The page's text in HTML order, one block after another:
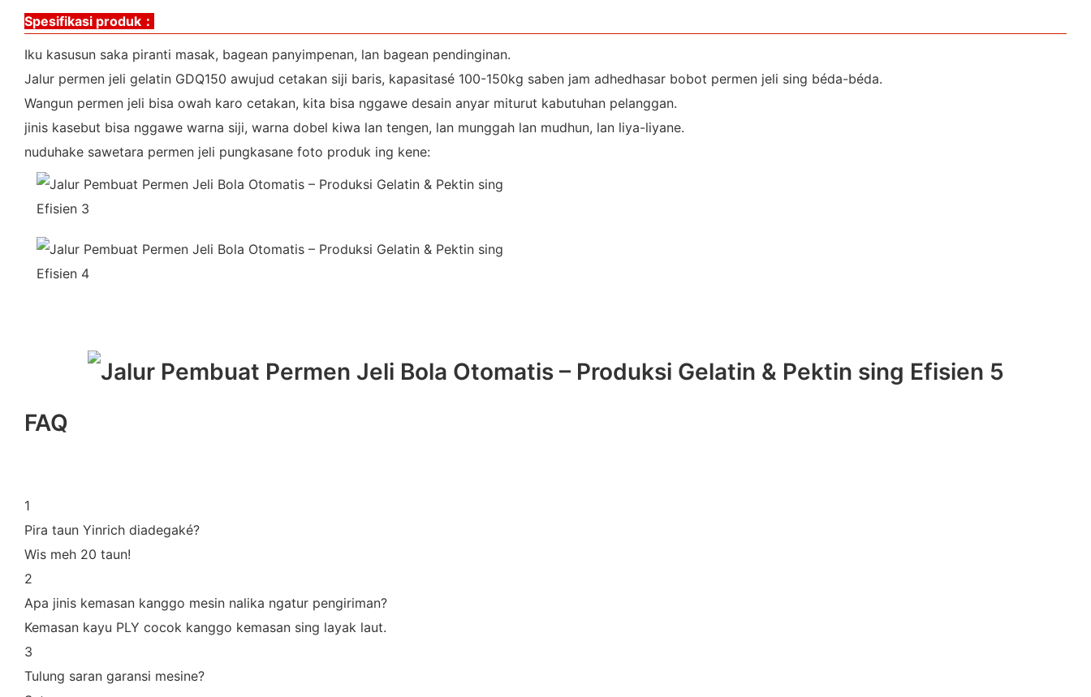
Spesifikasi produk：
Iku kasusun saka piranti masak, bagean panyimpenan, lan bagean pendinginan.
Jalur permen jeli gelatin GDQ150 awujud cetakan siji baris, kapasitasé 100-150kg saben jam adhedhasar bobot permen jeli sing béda-béda.
Wangun permen jeli bisa owah karo cetakan, kita bisa nggawe desain anyar miturut kabutuhan pelanggan.
jinis kasebut bisa nggawe warna siji, warna dobel kiwa lan tengen, lan munggah lan mudhun, lan liya-liyane.
nuduhake sawetara permen jeli pungkasane foto produk ing kene:
FAQ
1
Pira taun Yinrich diadegaké?
Wis meh 20 taun!
2
Apa jinis kemasan kanggo mesin nalika ngatur pengiriman?
Kemasan kayu PLY cocok kanggo kemasan sing layak laut.
3
Tulung saran garansi mesine?